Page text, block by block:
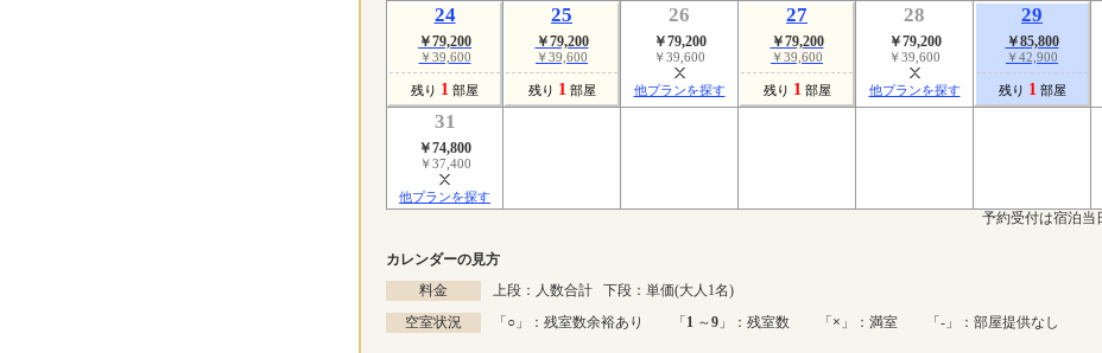
24
￥79,200
￥39,600
残り 1 部屋
25
￥79,200
￥39,600
残り 1 部屋
26
￥79,200
￥39,600
他プランを探す
27
￥79,200
￥39,600
残り 1 部屋
28
￥79,200
￥39,600
他プランを探す
29
￥85,800
￥42,900
残り 1 部屋
31
￥74,800
￥37,400
他プランを探す
予約受付は宿泊当
カレンダーの見方
料金
上段：人数合計 下段：単価(大人1名)
空室状況
「○ 」：残室数余裕あり 「1 ～9 」：残室数 「× 」：満室 「-」：部屋提供なし